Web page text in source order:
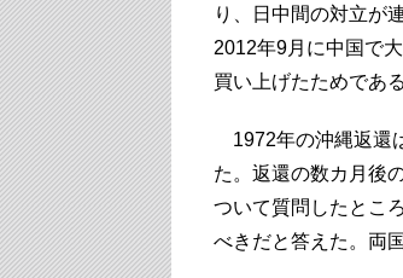
り、日中間の対立が
2012年9月に中国で
買い上げたためである
1972年の沖縄返還
た。返還の数カ月後
ついて質問したとこ
べきだと答えた。両